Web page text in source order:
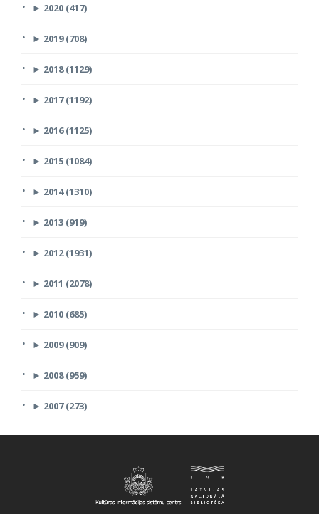
► 2020 (417)
► 2019 (708)
► 2018 (1129)
► 2017 (1192)
► 2016 (1125)
► 2015 (1084)
► 2014 (1310)
► 2013 (919)
► 2012 (1931)
► 2011 (2078)
► 2010 (685)
► 2009 (909)
► 2008 (959)
► 2007 (273)